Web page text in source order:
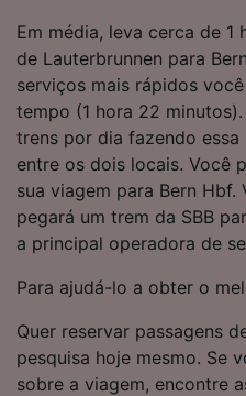
Em média, leva cerca de
de Lauterbrunnen para
serviços mais rápidos
tempo (1 hora 22
trens por dia fazendo
entre os dois locais. Você
sua viagem para Bern
pegará um trem da SBB
a principal operadora de
Para ajudá-lo a obter o
Quer reservar passagens
pesquisa hoje mesmo. Se
sobre a viagem, encontre